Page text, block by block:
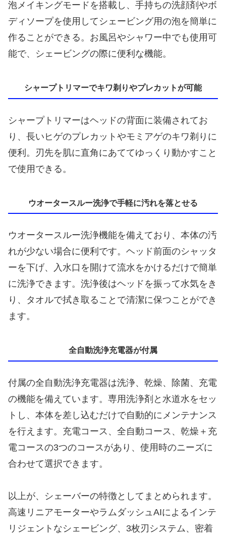
泡メイキングモードを搭載し、手持ちの洗顔剤やボ
ディソープを使用してシェービング用の泡を簡単に
作ることができる。お風呂やシャワー中でも使用可
能で、シェービングの際に便利な機能。
シャープトリマーでキワ剃りやプレカットが可能
シャープトリマーはヘッドの背面に装備されてお
り、長いヒゲのプレカットやモミアゲのキワ剃りに
便利。刃先を肌に直角にあててゆっくり動かすこと
で使用できる。
ウオータースルー洗浄で手軽に汚れを落とせる
ウオータースルー洗浄機能を備えており、本体の汚
れが少ない場合に便利です。ヘッド前面のシャッタ
ーを下げ、入水口を開けて流水をかけるだけで簡単
に洗浄できます。洗浄後はヘッドを振って水気をき
り、タオルで拭き取ることで清潔に保つことができ
ます。
全自動洗浄充電器が付属
付属の全自動洗浄充電器は洗浄、乾燥、除菌、充電
の機能を備えています。専用洗浄剤と水道水をセッ
トし、本体を差し込むだけで自動的にメンテナンス
を行えます。充電コース、全自動コース、乾燥＋充
電コースの3つのコースがあり、使用時のニーズに
合わせて選択できます。
以上が、シェーバーの特徴としてまとめられます。
高速リニアモーターやラムダッシュAIによるインテ
リジェントなシェービング、3枚刃システム、密着